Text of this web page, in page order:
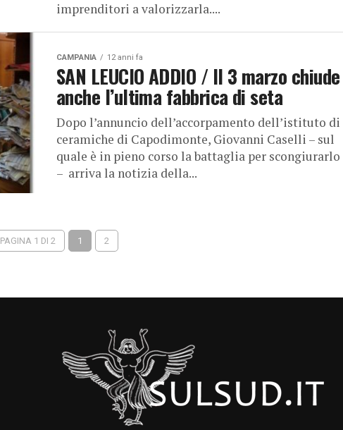
imprenditori a valorizzarla....
CAMPANIA 12 anni fa
SAN LEUCIO ADDIO / Il 3 marzo chiude
anche l’ultima fabbrica di seta
Dopo l’annuncio dell’accorpamento dell’istituto di
ceramiche di Capodimonte, Giovanni Caselli – sul
quale è in pieno corso la battaglia per scongiurarlo
– arriva la notizia della...
PAGINA 1 DI 2 1 2